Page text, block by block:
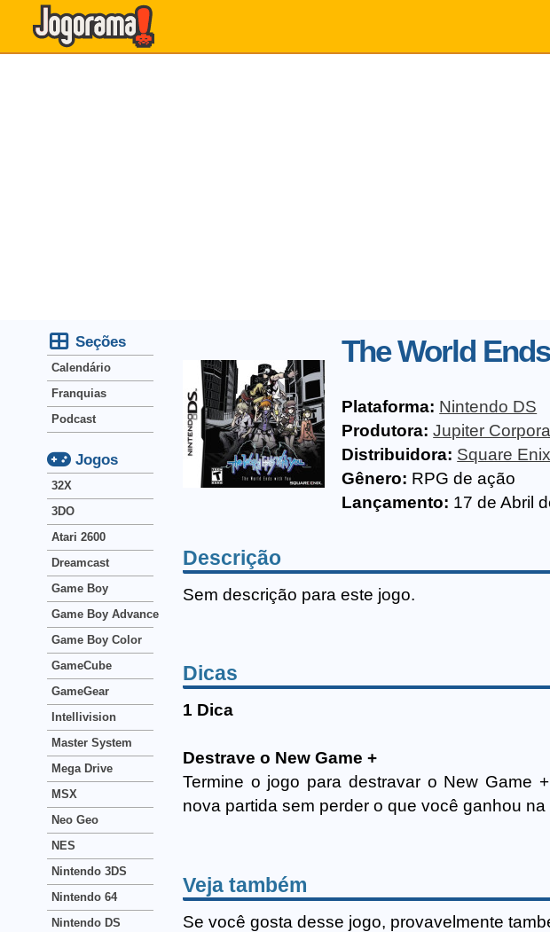
The World
Plataforma: Nintendo DS
Produtora: Jupiter
Distribuidora: Square Enix
Gênero: RPG de ação
Lançamento: 17 de Abril
Descrição
Sem descrição para este jogo.
Dicas
1 Dica
Destrave o New Game +
Termine o jogo para destravar o New Game
nova partida sem perder o que você ganhou na
Veja também
Se você gosta desse jogo, provavelmente
Seções
Calendário
Franquias
Podcast
Jogos
32X
3DO
Atari 2600
Dreamcast
Game Boy
Game Boy Advance
Game Boy Color
GameCube
GameGear
Intellivision
Master System
Mega Drive
MSX
Neo Geo
NES
Nintendo 3DS
Nintendo 64
Nintendo DS